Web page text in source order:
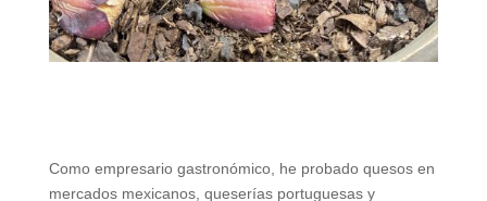
Como empresario gastronómico, he probado quesos en
mercados mexicanos, queserías portuguesas y